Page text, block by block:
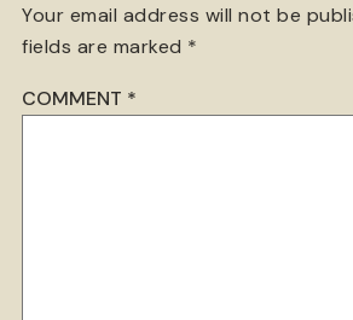
Your email address will not be
fields are marked *
COMMENT *